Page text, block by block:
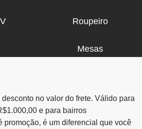
Roupeiro
Mesas
no valor do frete. Válido para
e para bairros
promoção, é um diferencial que você